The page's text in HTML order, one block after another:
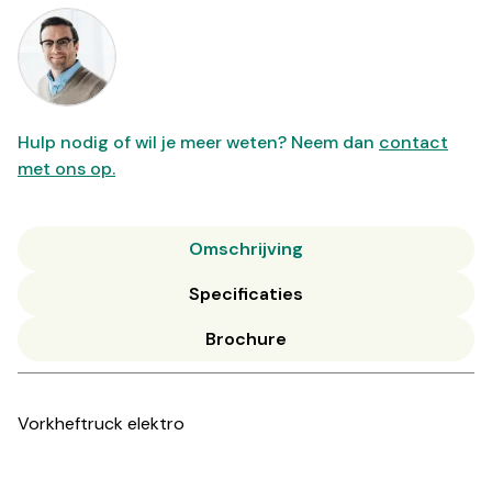
Hulp nodig of wil je meer weten? Neem dan contact
met ons op.
Omschrijving
Specificaties
Brochure
Vorkheftruck elektro